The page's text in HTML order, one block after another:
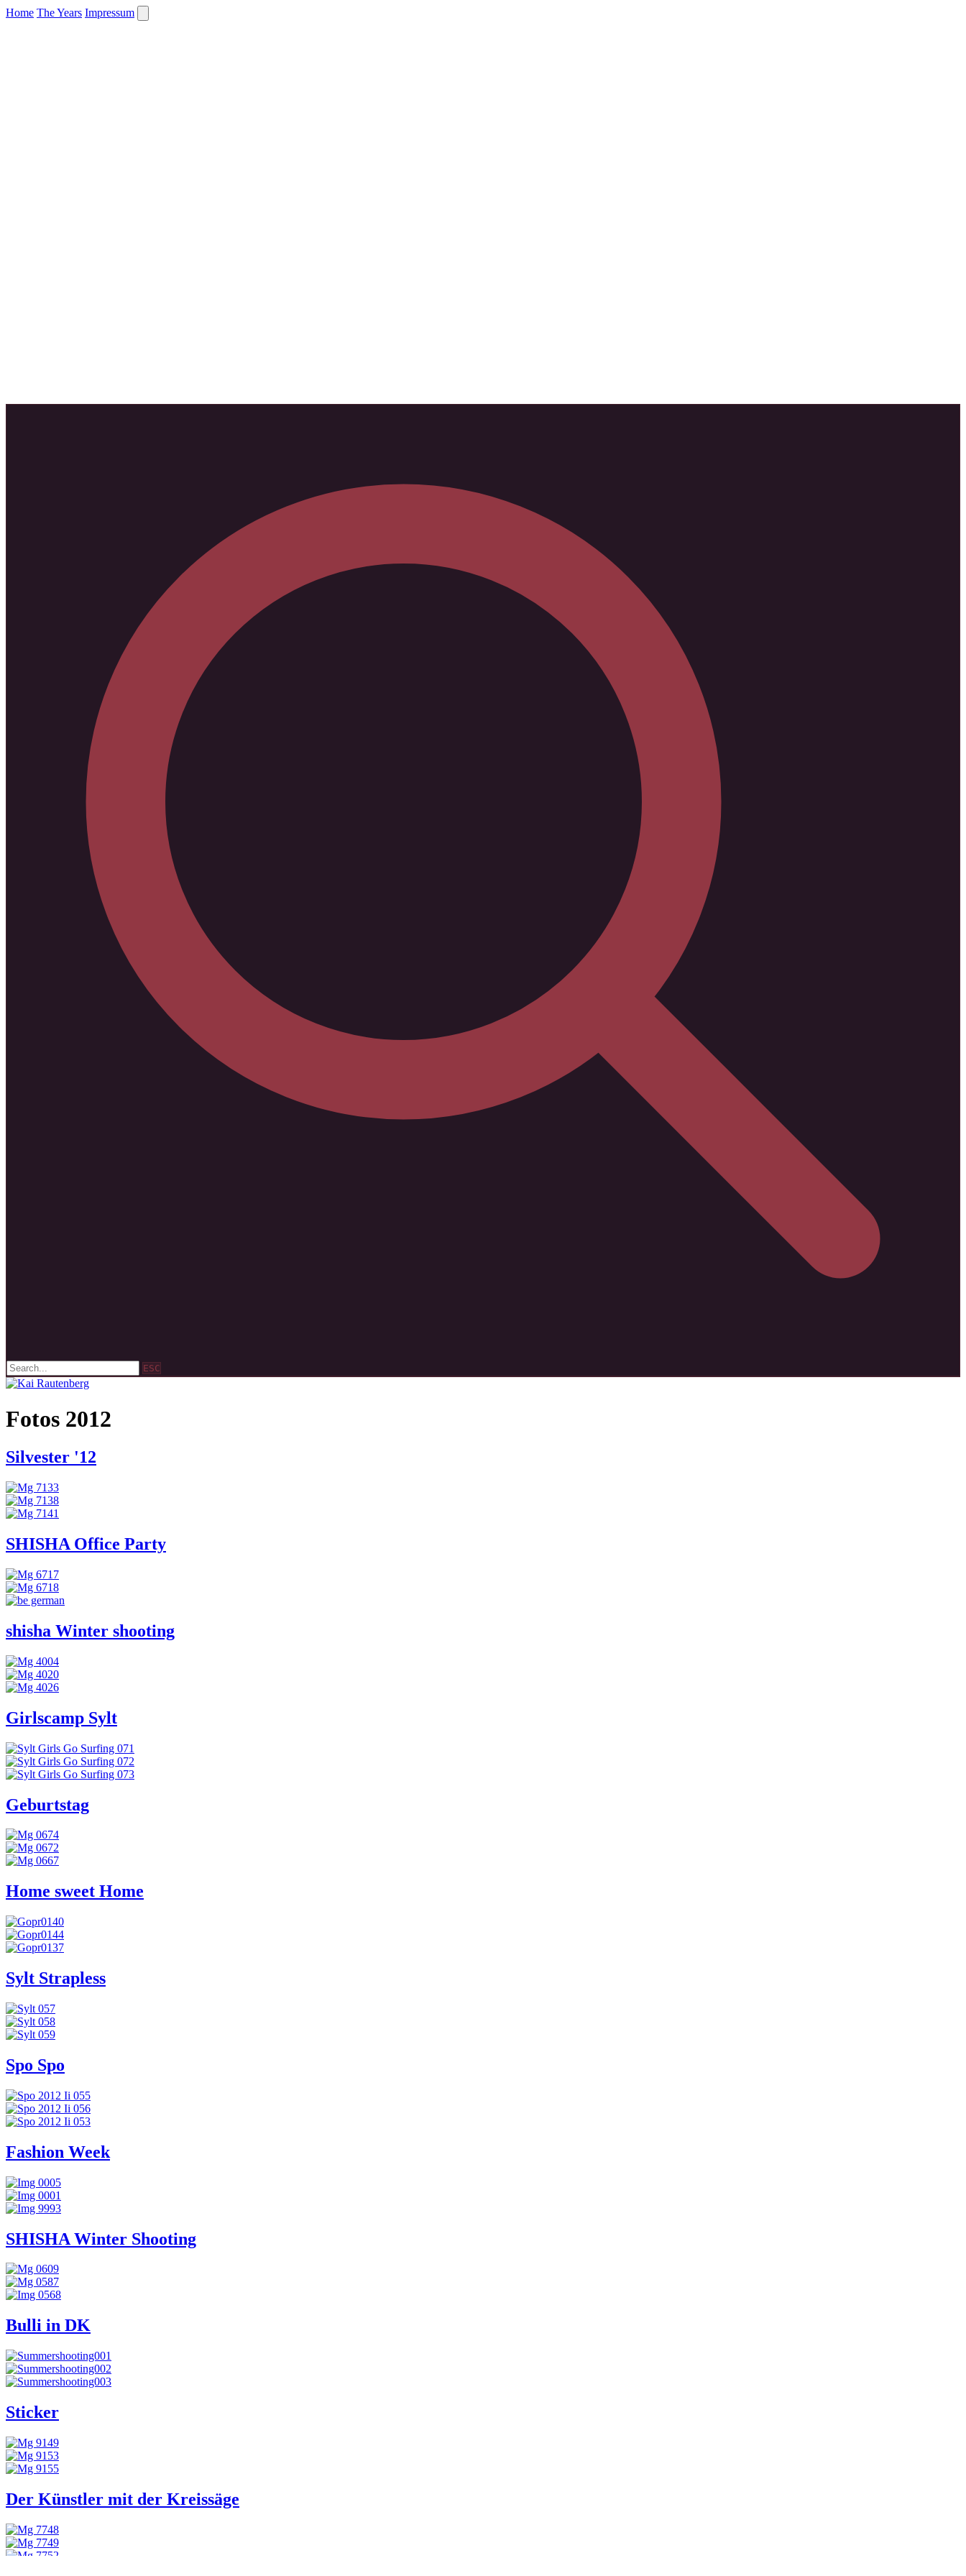
Home The Years Impressum
ESC
Fotos 2012
Silvester '12
SHISHA Office Party
shisha Winter shooting
Girlscamp Sylt
Geburtstag
Home sweet Home
Sylt Strapless
Spo Spo
Fashion Week
SHISHA Winter Shooting
Bulli in DK
Sticker
Der Künstler mit der Kreissäge